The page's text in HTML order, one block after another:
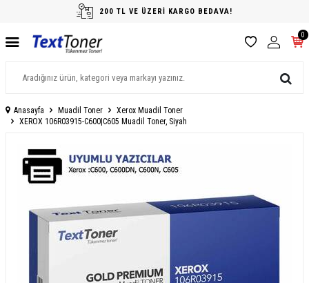
200 TL VE ÜZERİ KARGO BEDAVA!
0
Anasayfa Muadil Toner
Xerox Muadil Toner
XEROX 106R03915-C600|C605 Muadil Toner, Siyah